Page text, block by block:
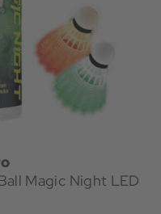
Magic Night LED